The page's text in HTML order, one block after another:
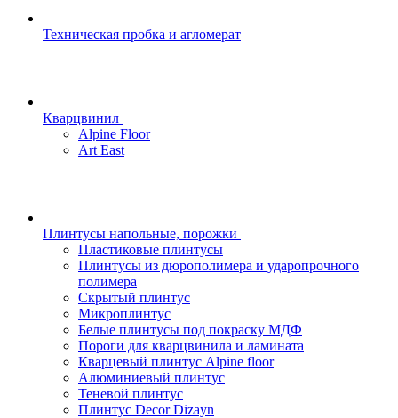
Техническая пробка и агломерат
Кварцвинил
Alpine Floor
Art East
Плинтусы напольные, порожки
Пластиковые плинтусы
Плинтусы из дюрополимера и ударопрочного
полимера
Скрытый плинтус
Микроплинтус
Белые плинтусы под покраску МДФ
Пороги для кварцвинила и ламината
Кварцевый плинтус Alpine floor
Алюминиевый плинтус
Теневой плинтус
Плинтус Decor Dizayn